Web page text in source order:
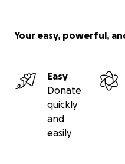
Your easy, powerful,
Easy
Donate
quickly
and
easily